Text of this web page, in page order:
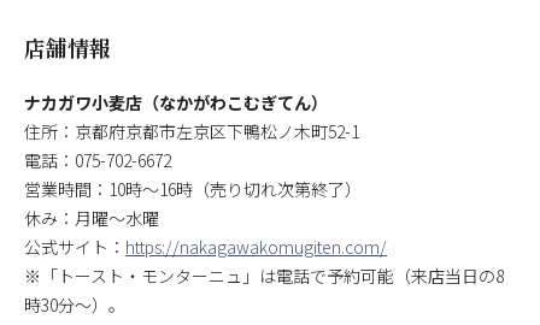
店舗情報
ナカガワ小麦店（なかがわこむぎてん）
住所：京都府京都市左京区下鴨松ノ木町52-1
電話：075-702-6672
営業時間：10時～16時（売り切れ次第終了）
休み：月曜～水曜
公式サイト： https://nakagawakomugiten.com/
※「トースト・モンターニュ」は電話で予約可能（来店当日の8
時30分～）。